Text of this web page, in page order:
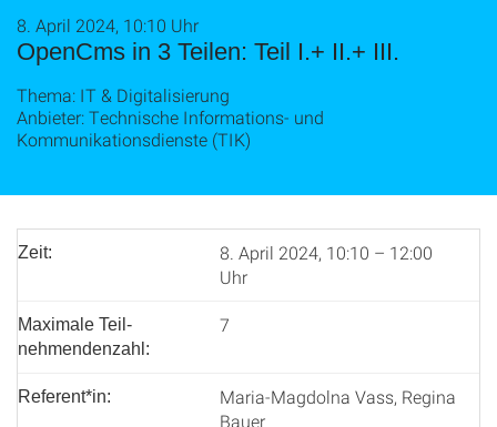
OpenCms in 3 Teilen: Teil I.+ II.+ III.
8. April 2024, 10:10 Uhr
Thema: IT & Digitalisierung
Anbieter: Technische Informations- und
Kommunikationsdienste (TIK)
Zeit:
8. April 2024, 10:10 – 12:00
Uhr
Maximale Teil­
nehmenden­zahl:
7
Referent*in:
Maria-Magdolna Vass, Regina
Bauer